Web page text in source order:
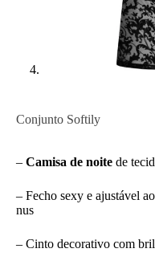
Conjunto Softily
– Camisa de noite de
– Fecho sexy e ajustável
nus
– Cinto decorativo com